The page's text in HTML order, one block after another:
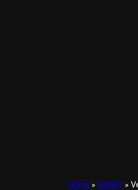
Home» Gallery»